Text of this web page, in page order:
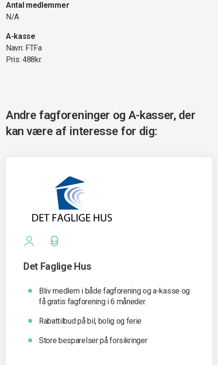
Antal medlemmer
N/A
A-kasse
Navn: FTFa
Pris: 488kr.
Andre fagforeninger og A-kasser, der
kan være af interesse for dig:
Det Faglige Hus
Bliv medlem i både fagforening og a-kasse og
få gratis fagforening i 6 måneder.
Rabattilbud på bil, bolig og ferie
Store besparelser på forsikringer